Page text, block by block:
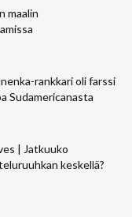
maalin
rankkari oli farssi
Sudamericanasta
| Jatkuuko
keskellä?